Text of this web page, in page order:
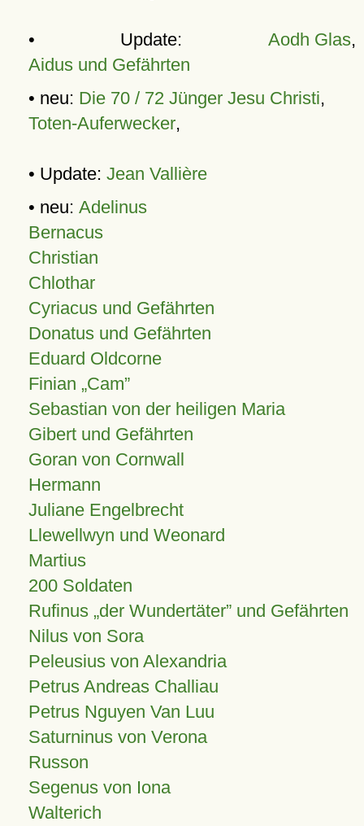
• Update: Aodh Glas,
Aidus und Gefährten
• neu: Die 70 / 72 Jünger Jesu Christi,
Toten-Auferwecker,
• Update: Jean Vallière
• neu: Adelinus
Bernacus
Christian
Chlothar
Cyriacus und Gefährten
Donatus und Gefährten
Eduard Oldcorne
Finian Cam
Sebastian von der heiligen Maria
Gibert und Gefährten
Goran von Cornwall
Hermann
Juliane Engelbrecht
Llewellwyn und Weonard
Martius
200 Soldaten
Rufinus „der Wundertäter” und Gefährten
Nilus von Sora
Peleusius von Alexandria
Petrus Andreas Challiau
Petrus Nguyen Van Luu
Saturninus von Verona
Russon
Segenus von Iona
Walterich